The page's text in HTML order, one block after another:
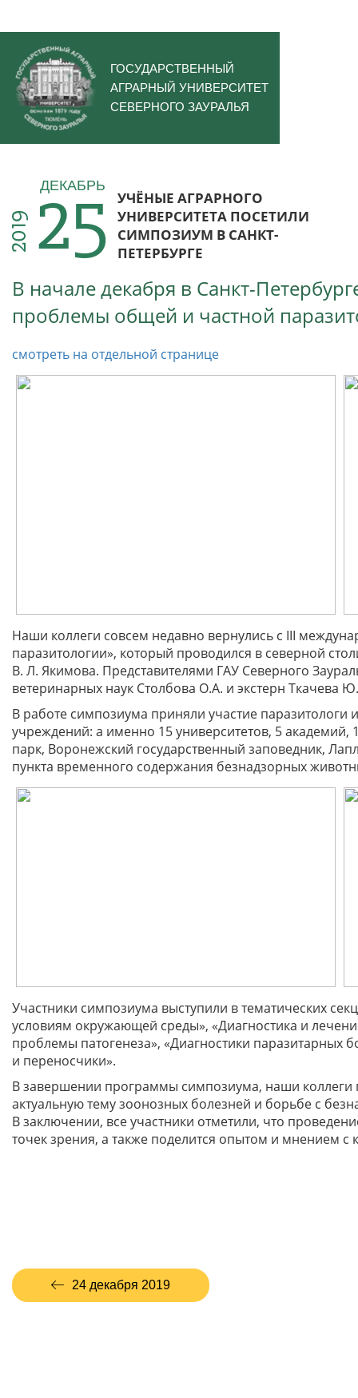
ГОСУДАРСТВЕННЫЙ
АГРАРНЫЙ УНИВЕРСИТЕТ
СЕВЕРНОГО ЗАУРАЛЬЯ
2019
ДЕКАБРЬ
25
УЧЁНЫЕ АГРАРНОГО
УНИВЕРСИТЕТА ПОСЕТИЛИ
СИМПОЗИУМ В САНКТ-
ПЕТЕРБУРГЕ
В начале декабря в Санкт-
проблемы общей и частной
смотреть на отдельной странице
Наши коллеги совcем недавно вернулись с III
паразитологии», который проводился в северной
В. Л. Якимова. Представителями ГАУ Северного
ветеринарных наук Столбова О.А. и экстерн Ткачева
В работе симпозиума приняли участие паразитологи
учреждений: а именно 15 университетов, 5 академий,
парк, Воронежский государственный заповедник,
пункта временного содержания безнадзорных
Участники симпозиума выступили в тематических
условиям окружающей среды», «Диагностика и
проблемы патогенеза», «Диагностики паразитарных
и переносчики».
В завершении программы симпозиума, наши коллеги
актуальную тему зоонозных болезней и борьбе с
В заключении, все участники отметили, что
точек зрения, а также поделится опытом и мнением с
24 декабря 2019